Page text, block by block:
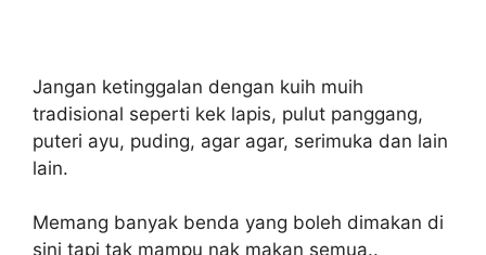
Jangan ketinggalan dengan kuih muih
tradisional seperti kek lapis, pulut panggang,
puteri ayu, puding, agar agar, serimuka dan lain
lain.
Memang banyak benda yang boleh dimakan di
sini tapi tak mampu nak makan semua..